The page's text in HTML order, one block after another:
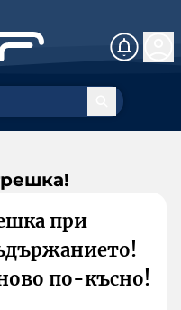
при
по-късно!